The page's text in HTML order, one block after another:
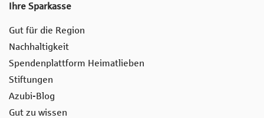
Ihre Sparkasse
Gut für die Region
Nachhaltigkeit
Spendenplattform Heimatlieben
Stiftungen
Azubi-Blog
Gut zu wissen